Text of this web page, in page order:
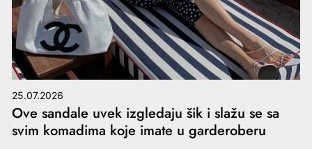
25.07.2026
Ove sandale uvek izgledaju šik i slažu se sa
svim komadima koje imate u garderoberu